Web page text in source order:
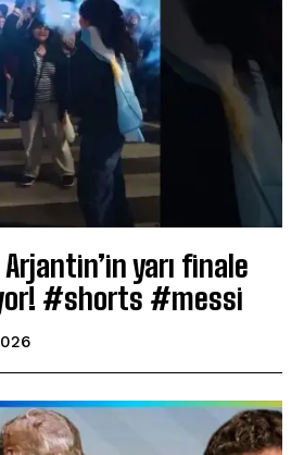
yarı finale
#shorts #messi